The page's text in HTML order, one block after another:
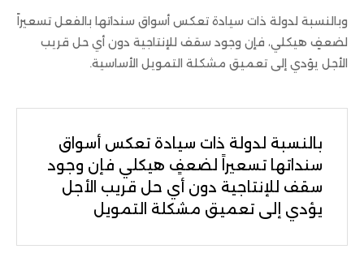
وبالنسبة لدولة ذات سيادة تعكس أسواق سنداتها بالفعل تسعيراً
لضعفٍ هيكلي، فإن وجود سقف للإنتاجية دون أي حل قريب
الأجل يؤدي إلى تعميق مشكلة التمويل الأساسية.
بالنسبة لدولة ذات سيادة تعكس أسواق
سنداتها تسعيراً لضعفٍ هيكلي فإن وجود
سقف للإنتاجية دون أي حل قريب الأجل
يؤدي إلى تعميق مشكلة التمويل